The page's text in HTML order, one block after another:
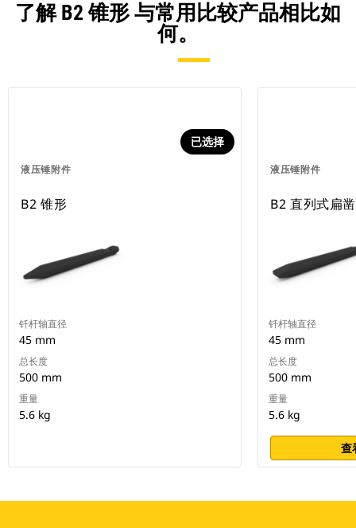
了解 B2 锥形 与常用比较产品相比如
何。
液压锤附件
已选择
B2 锥形
钎杆轴直径
45 mm
总长度
500 mm
重量
5.6 kg
液压锤附件
B2 直列式扁
钎杆轴直径
45 mm
总长度
500 mm
重量
5.6 kg
查